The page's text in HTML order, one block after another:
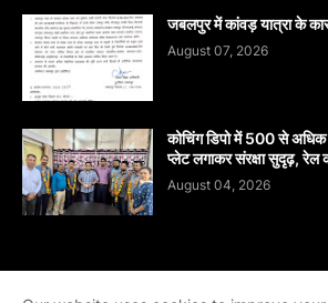
जबलपुर में कांवड़ यात्रा के
August 07, 2026
कोचिंग डिपो में 500 से
प्लेट लगाकर संरक्षा सुदृढ़, रेल
August 04, 2026